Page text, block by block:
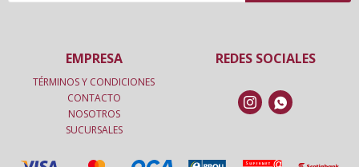
REDES SOCIALES
 
EMPRESA
TÉRMINOS Y CONDICIONES
CONTACTO
NOSOTROS
SUCURSALES